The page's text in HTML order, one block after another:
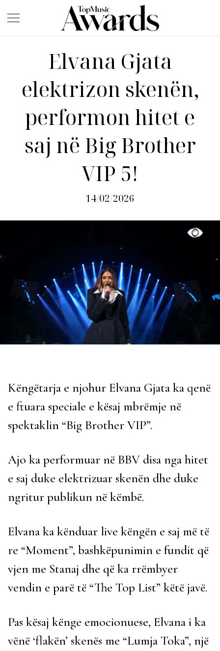
Elvana Gjata
elektrizon skenën,
performon hitet e
saj në Big Brother
VIP 5!
14/02/2026
Këngëtarja e njohur Elvana Gjata ka qenë
e ftuara speciale e kësaj mbrëmje në
spektaklin “Big Brother VIP”.
Ajo ka performuar në BBV disa nga hitet
e saj duke elektrizuar skenën dhe duke
ngritur publikun në këmbë.
Elvana ka kënduar live këngën e saj më të
re “Moment”, bashkëpunimin e fundit që
vjen me Stanaj dhe që ka rrëmbyer
vendin e parë të “The Top List” këtë javë.
Pas kësaj kënge emocionuese, Elvana i ka
vënë ‘flakën’ skenës me “Lumja Toka”, një